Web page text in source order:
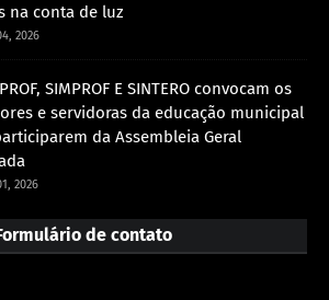
na conta de luz
2026
SIMPROF E SINTERO convocam os
e servidoras da educação municipal
da Assembleia Geral
2026
de contato